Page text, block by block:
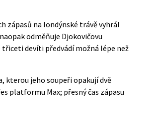
zápasů na londýnské trávě vyhrál
odměňuje Djokovičovu
devíti předvádí možná lépe než
kterou jeho soupeři opakují dvě
platformu Max; přesný čas zápasu